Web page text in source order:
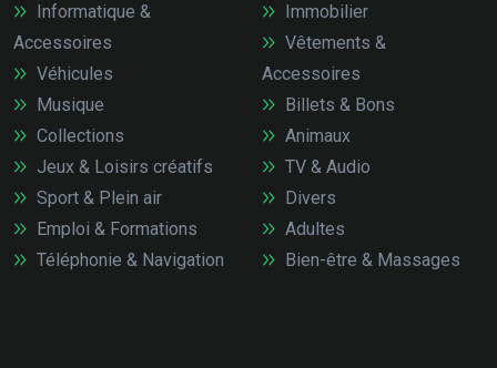
Informatique &
Accessoires
Véhicules
Immobilier
Vêtements &
Accessoires
Musique
Collections
Jeux & Loisirs créatifs
Sport & Plein air
Emploi & Formations
Téléphonie & Navigation
Billets & Bons
Animaux
TV & Audio
Divers
Adultes
Bien-être & Massages